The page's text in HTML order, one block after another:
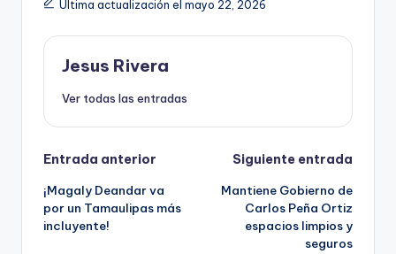
Última actualización el mayo 22, 2026
Jesus Rivera
Ver todas las entradas
Navegación
de
entradas
Entrada anterior
¡Magaly Deandar va
por un Tamaulipas más
incluyente!
Siguiente entrada
Mantiene Gobierno de
Carlos Peña Ortiz
espacios limpios y
seguros